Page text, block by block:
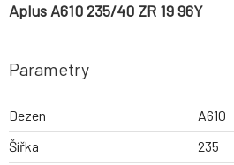
Aplus A610 235/40 ZR 19 96Y
Parametry
Dezen
A610
Šířka
235